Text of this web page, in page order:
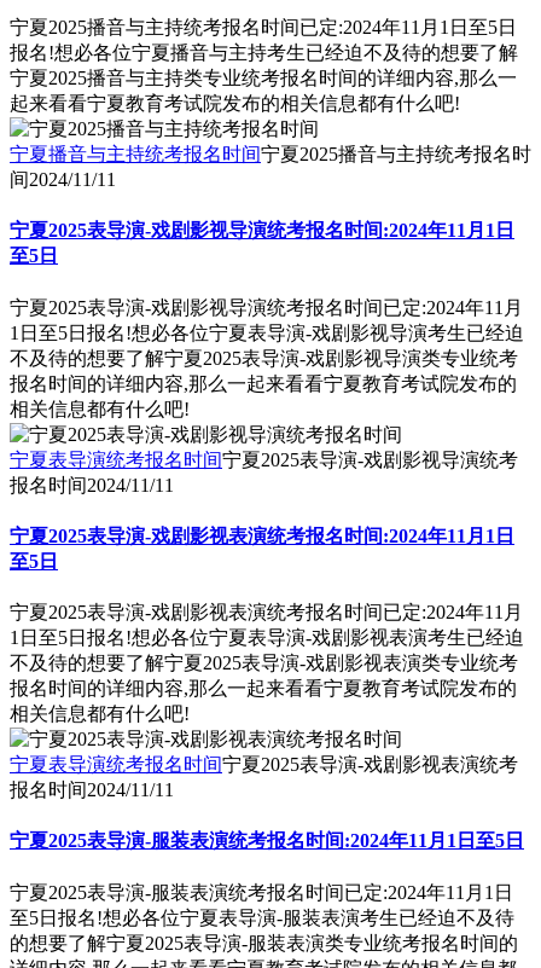
宁夏2025播音与主持统考报名时间已定:2024年11月1日至5日
报名!想必各位宁夏播音与主持考生已经迫不及待的想要了解
宁夏2025播音与主持类专业统考报名时间的详细内容,那么一
起来看看宁夏教育考试院发布的相关信息都有什么吧!
宁夏播音与主持统考报名时间宁夏2025播音与主持统考报名时
间2024/11/11
宁夏2025表导演-戏剧影视导演统考报名时间:2024年11月1日
至5日
宁夏2025表导演-戏剧影视导演统考报名时间已定:2024年11月
1日至5日报名!想必各位宁夏表导演-戏剧影视导演考生已经迫
不及待的想要了解宁夏2025表导演-戏剧影视导演类专业统考
报名时间的详细内容,那么一起来看看宁夏教育考试院发布的
相关信息都有什么吧!
宁夏表导演统考报名时间宁夏2025表导演-戏剧影视导演统考
报名时间2024/11/11
宁夏2025表导演-戏剧影视表演统考报名时间:2024年11月1日
至5日
宁夏2025表导演-戏剧影视表演统考报名时间已定:2024年11月
1日至5日报名!想必各位宁夏表导演-戏剧影视表演考生已经迫
不及待的想要了解宁夏2025表导演-戏剧影视表演类专业统考
报名时间的详细内容,那么一起来看看宁夏教育考试院发布的
相关信息都有什么吧!
宁夏表导演统考报名时间宁夏2025表导演-戏剧影视表演统考
报名时间2024/11/11
宁夏2025表导演-服装表演统考报名时间:2024年11月1日至5日
宁夏2025表导演-服装表演统考报名时间已定:2024年11月1日
至5日报名!想必各位宁夏表导演-服装表演考生已经迫不及待
的想要了解宁夏2025表导演-服装表演类专业统考报名时间的